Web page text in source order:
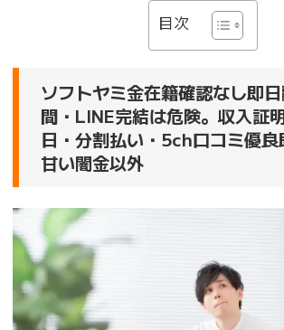
目次
ソフトヤミ金在籍確認なし即
間・LINE完結は危険。収入証
日・分割払い・5ch口コミ優
甘い闇金以外